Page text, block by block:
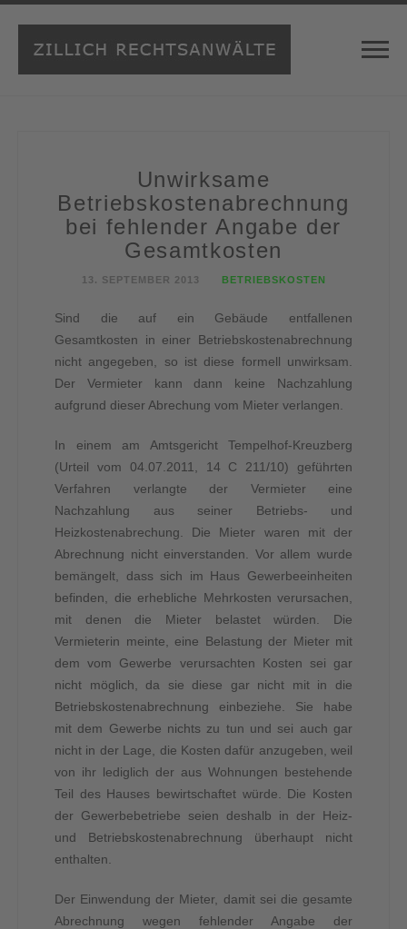
Unwirksame
Betriebskostenabrechnung
bei fehlender Angabe der
Gesamtkosten
13. SEPTEMBER 2013 BETRIEBSKOSTEN
Sind die auf ein Gebäude entfallenen
Gesamtkosten in einer Betriebskostenabrechnung
nicht angegeben, so ist diese formell unwirksam.
Der Vermieter kann dann keine Nachzahlung
aufgrund dieser Abrechung vom Mieter verlangen.
In einem am Amtsgericht Tempelhof-Kreuzberg
(Urteil vom 04.07.2011, 14 C 211/10) geführten
Verfahren verlangte der Vermieter eine
Nachzahlung aus seiner Betriebs- und
Heizkostenabrechung. Die Mieter waren mit der
Abrechnung nicht einverstanden. Vor allem wurde
bemängelt, dass sich im Haus Gewerbeeinheiten
befinden, die erhebliche Mehrkosten verursachen,
mit denen die Mieter belastet würden. Die
Vermieterin meinte, eine Belastung der Mieter mit
dem vom Gewerbe verursachten Kosten sei gar
nicht möglich, da sie diese gar nicht mit in die
Betriebskostenabrechnung einbeziehe. Sie habe
mit dem Gewerbe nichts zu tun und sei auch gar
nicht in der Lage, die Kosten dafür anzugeben, weil
von ihr lediglich der aus Wohnungen bestehende
Teil des Hauses bewirtschaftet würde. Die Kosten
der Gewerbebetriebe seien deshalb in der Heiz-
und Betriebskostenabrechnung überhaupt nicht
enthalten.
Der Einwendung der Mieter, damit sei die gesamte
Abrechnung wegen fehlender Angabe der